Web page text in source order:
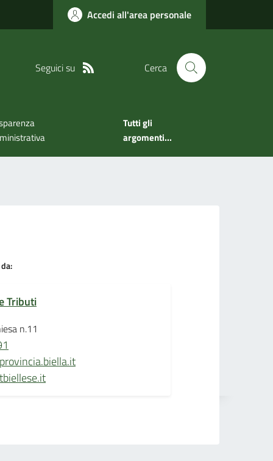
Accedi all'area personale
Seguici su Cerca
Tutti gli
argomenti...
Tributi
n.11